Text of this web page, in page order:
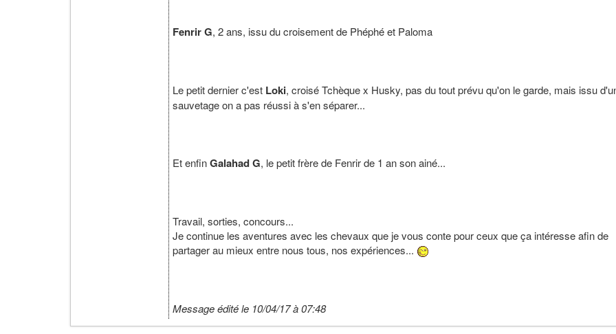
Fenrir G, 2 ans, issu du croisement de Phéphé et Paloma
Le petit dernier c'est Loki, croisé Tchèque x Husky, pas du tout prévu qu'on le garde, mais issu
sauvetage on a pas réussi à s'en séparer...
Et enfinGalahad G, le petit frère de Fenrir de 1 an son ainé...
Travail, sorties, concours...
Je continue les aventures avec les chevaux que je vous conte pour ceux que ça intéresse afin de
partager au mieux entre nous tous, nos expériences...
Message édité le 10/04/17 à 07:48